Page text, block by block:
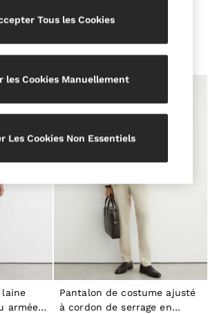
Coats
& Jeans
Coats
Jeans
Hoodies
marron avoine
€255 €126
laine
armée
Pantalon de costume ajusté
à cordon de serrage en
Tous les Cookies
les Cookies Manuellement
Les Cookies Non Essentiels